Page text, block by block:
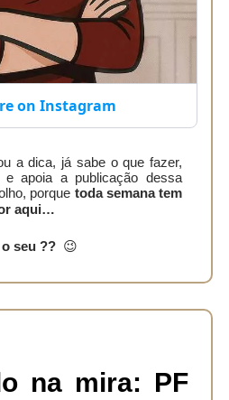
on Instagram
a dica, já sabe o que fazer,
e apoia a publicação dessa
porque toda semana tem
aqui…
seu ?? 😉
na mira: PF